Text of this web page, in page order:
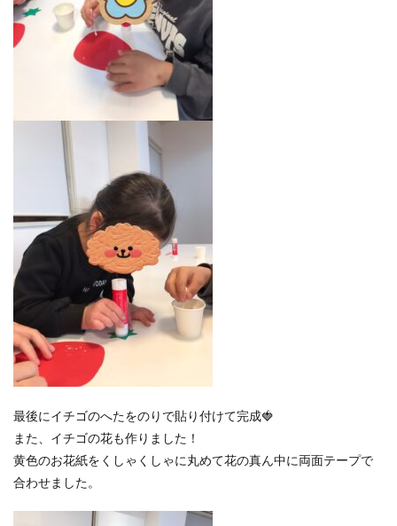
最後にイチゴのへたをのりで貼り付けて完成🍓
また、イチゴの花も作りました！
黄色のお花紙をくしゃくしゃに丸めて花の真ん中に両面テープで
合わせました。